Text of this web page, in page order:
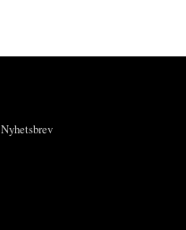
Nyhetsbrev